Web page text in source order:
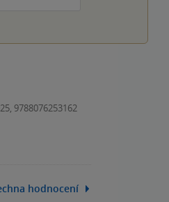
9788076253162
hodnocení